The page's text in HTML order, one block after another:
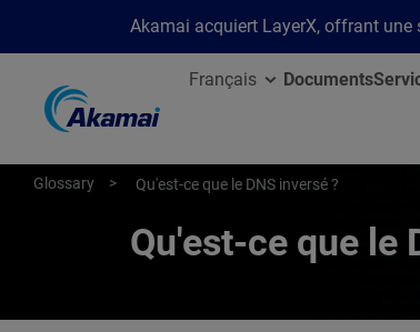
Akamai acquiert LayerX, offrant une
Français Documents
Glossary Qu'est-ce que le DNS inversé ?
Qu'est-ce que le